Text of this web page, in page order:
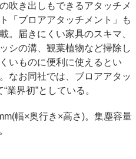
吹き出しもできるアタッチメ
「ブロアアタッチメント」も
。届きにくい家具のスキマ、
シの溝、観葉植物など掃除し
いものに便利に使えるとい
なお同社では、ブロアアタッ
界初”としている。
幅×奥行き×高さ)。集塵容量